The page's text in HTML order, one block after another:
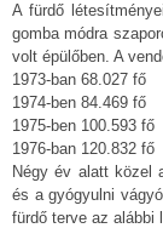
A fürdő
gomba módra
volt épülőben. A
1973-ban 68.027 fő
1974-ben 84.469 fő
1975-ben 100.593 fő
1976-ban 120.832 fő
Négy év alatt közel
és a gyógyulni
fürdő terve az alábbi